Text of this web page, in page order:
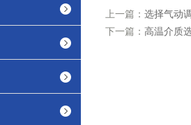
上一篇： 选择气动
下一篇： 高温介质